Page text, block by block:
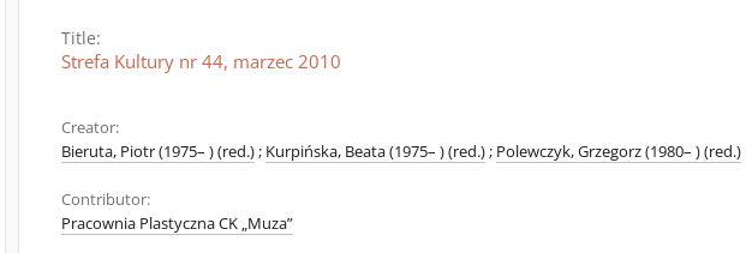
Title:
Strefa Kultury nr 44, marzec 2010
Creator:
Bieruta, Piotr (1975– ) (red.); Kurpińska, Beata (1975– ) (red.); Polewczyk, Grzegorz (1980– ) (red.)
Contributor:
Pracownia Plastyczna CK „Muza”